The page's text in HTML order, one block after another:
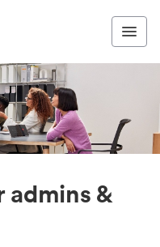
admins &